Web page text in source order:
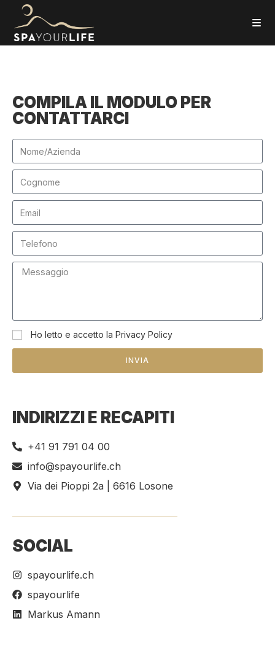
COMPILA IL MODULO PER
CONTATTARCI
Ho letto e accetto la Privacy Policy
INVIA
INDIRIZZI E RECAPITI
+41 91 791 04 00
info@spayourlife.ch
Via dei Pioppi 2a | 6616 Losone
SOCIAL
spayourlife.ch
spayourlife
Markus Amann